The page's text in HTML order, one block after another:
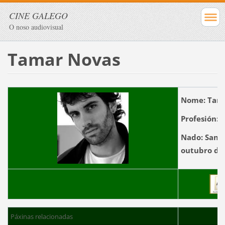
CINE GALEGO
O noso audiovisual
Tamar Novas
Nome:
Profesión:
Nado:
Páxinas relacionadas